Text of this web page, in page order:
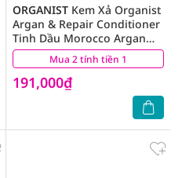
Mua 2 tính tiền 1
ORGANIST Kem Xả Organist
Argan & Repair Conditioner
Tinh Dầu Morocco Argan
Dành Cho Tóc Hư Tổn 500ml
191,000₫
(5)